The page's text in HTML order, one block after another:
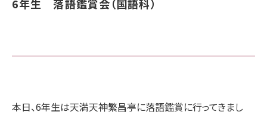
6年生 落語鑑賞会（国語科）
本日、6年生は天満天神繁昌亭に落語鑑賞に行ってきまし